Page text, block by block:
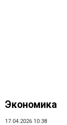
Экономика
17.04.2026 10:38